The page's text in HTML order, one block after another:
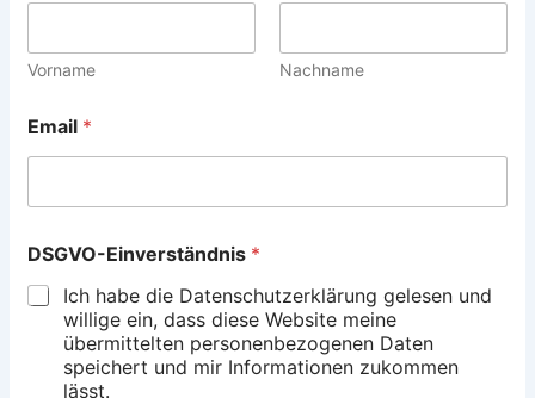
Vorname Nachname
Email *
N
a
m
DSGVO-Einverständnis *
Ich habe die Datenschutzerklärung gelesen und
willige ein, dass diese Website meine
übermittelten personenbezogenen Daten
speichert und mir Informationen zukommen
lässt.